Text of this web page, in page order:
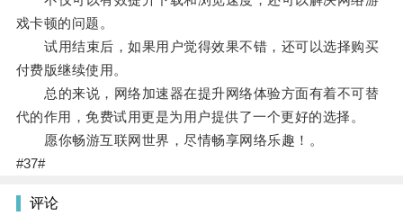
戏卡顿的问题。
试用结束后，如果用户觉得效果不错，还可以选择购买
付费版继续使用。
总的来说，网络加速器在提升网络体验方面有着不可替
代的作用，免费试用更是为用户提供了一个更好的选择。
愿你畅游互联网世界，尽情畅享网络乐趣！。
#37#
评论